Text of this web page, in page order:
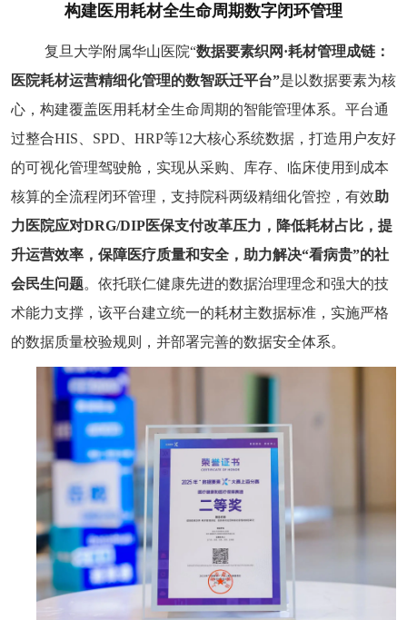
构建医用耗材全生命周期数字闭环管理
复旦大学附属华山医院“数据要素织网·耗材管理成链：
医院耗材运营精细化管理的数智跃迁平台”是以数据要素为核
心，构建覆盖医用耗材全生命周期的智能管理体系。平台通
过整合HIS SPD HRP等12大核心系统数据，打造用户友好
的可视化管理驾驶舱，实现从采购、库存、临床使用到成本
核算的全流程闭环管理，支持院科两级精细化管控，有效助
力医院应对DRG/DIP医保支付改革压力，降低耗材占比，提
升运营效率，保障医疗质量和安全，助力解决“看病贵”的社
会民生问题。 依托联仁健康先进的数据治理理念和强大的技
术能力支撑，该平台建立统一的耗材主数据标准，实施严格
的数据质量校验规则，并部署完善的数据安全体系。